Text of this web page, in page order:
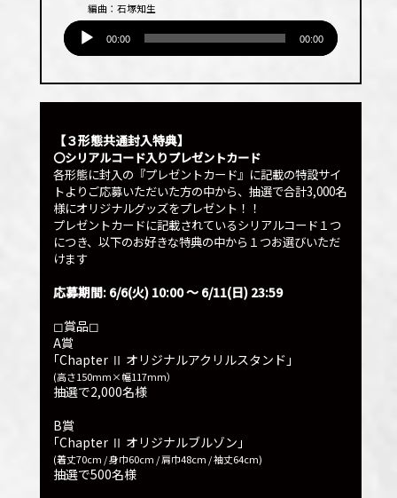
編曲：石塚知生
レー
ヤー
00:00 00:00
【３形態共通封入特典】
〇シリアルコード入りプレゼントカード
各形態に封入の『プレゼントカード』に記載の特設サイ
トよりご応募いただいた方の中から、抽選で合計3,000名
様にオリジナルグッズをプレゼント！！
プレゼントカードに記載されているシリアルコード１つ
につき、以下のお好きな特典の中から１つお選びいただ
けます
応募期間: 6/6(火) 10:00 〜 6/11(日) 23:59
◻︎賞品◻︎
A賞
｢Chapter
オリジナルアクリルスタンド｣
(高さ150mm×幅117mm）
抽選で2,000名様
B賞
｢Chapter
オリジナルブルゾン｣
(着丈70cm / 身巾60cm / 肩巾48cm / 袖丈64cm)
抽選で500名様